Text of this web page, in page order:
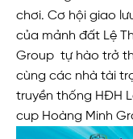
chơi. Cơ hội giao
của mảnh đất Lệ
Group tự hào trở
cùng các nhà tài
truyền thống HĐH
cup Hoàng Minh